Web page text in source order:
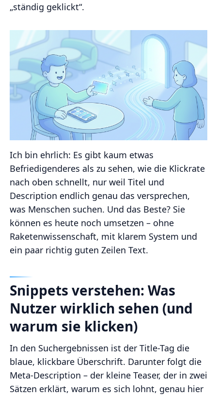
„ständig geklickt“.
Ich bin ehrlich: Es gibt kaum etwas
Befriedigenderes als zu sehen, wie die Klickrate
nach oben schnellt, nur weil Titel und
Description endlich genau das versprechen,
was Menschen suchen. Und das Beste? Sie
können es heute noch umsetzen – ohne
Raketenwissenschaft, mit klarem System und
ein paar richtig guten Zeilen Text.
Snippets verstehen: Was
Nutzer wirklich sehen (und
warum sie klicken)
In den Suchergebnissen ist der Title-Tag die
blaue, klickbare Überschrift. Darunter folgt die
Meta-Description – der kleine Teaser, der in zwei
Sätzen erklärt, warum es sich lohnt, genau hier